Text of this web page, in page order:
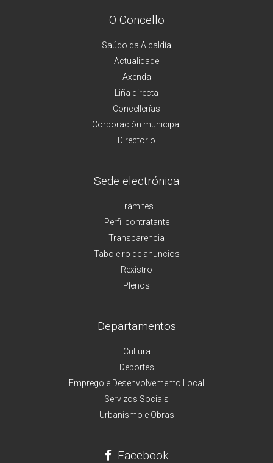
O Concello
Saúdo da Alcaldía
Actualidade
Axenda
Liña directa
Concellerías
Corporación municipal
Directorio
Sede electrónica
Trámites
Perfil contratante
Transparencia
Taboleiro de anuncios
Rexistro
Plenos
Departamentos
Cultura
Deportes
Emprego e Desenvolvemento Local
Servizos Sociais
Urbanismo e Obras
Facebook